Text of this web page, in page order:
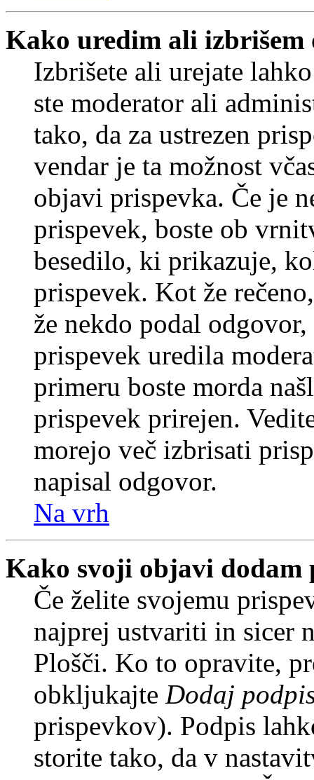
Kako uredim ali izbrišem
Izbrišete ali urejate
ste moderator ali
tako, da za ustrezen
vendar je ta možnost
objavi prispevka. Če je
prispevek, boste ob
besedilo, ki prikazuje,
prispevek. Kot že
že nekdo podal
prispevek uredila
primeru boste morda
prispevek prirejen.
morejo več izbrisati
napisal odgovor.
Na vrh
Kako svoji objavi dodam
Če želite svojemu
najprej ustvariti in sicer
Plošči. Ko to opravite,
obkljukajte Dodaj
prispevkov). Podpis
storite tako, da v